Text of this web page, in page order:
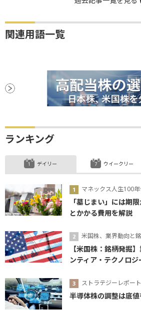
関連用語一覧
ランキング
デイリー
マネックス人生100
「墓じまい」には期
とかかる費用を解説
米国株、業界動向と
【米国株：銘柄発掘
ンティア・テクノロジ
ストラテジーレポート
半導体株の調整は底
ウイークリー